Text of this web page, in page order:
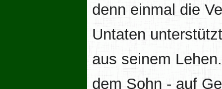
denn einmal die
Untaten
aus seinem
dem Sohn - auf